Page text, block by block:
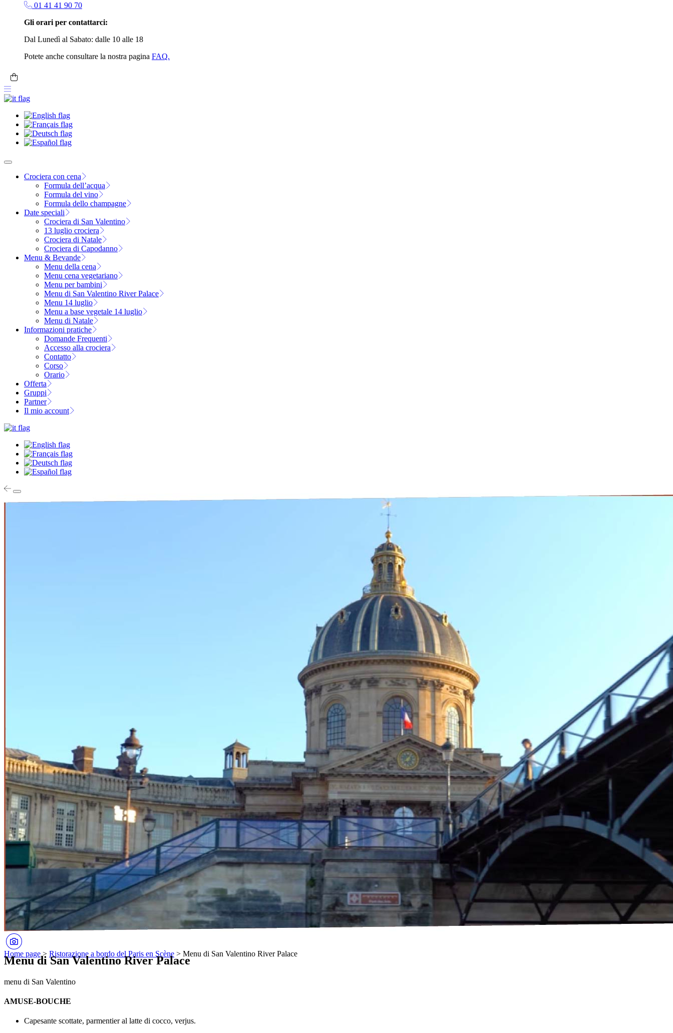
01 41 41 90 70
Gli orari per contattarci:
Dal Lunedì al Sabato: dalle 10 alle 18
Potete anche consultare la nostra pagina FAQ.
Crociera con cena
Formula dell’acqua
Formula del vino
Formula dello champagne
Date speciali
Crociera di San Valentino
13 luglio crociera
Crociera di Natale
Crociera di Capodanno
Menu & Bevande
Menu della cena
Menu cena vegetariano
Menu per bambini
Menu di San Valentino River Palace
Menu 14 luglio
Menu a base vegetale 14 luglio
Menu di Natale
Informazioni pratiche
Domande Frequenti
Accesso alla crociera
Contatto
Corso
Orario
Offerta
Gruppi
Partner
Il mio account
Home page > Ristorazione a bordo del Paris en Scène > Menu di San Valentino River Palace
Menu di San Valentino River Palace
menu di San Valentino
AMUSE-BOUCHE
Capesante scottate, parmentier al latte di cocco, verjus.